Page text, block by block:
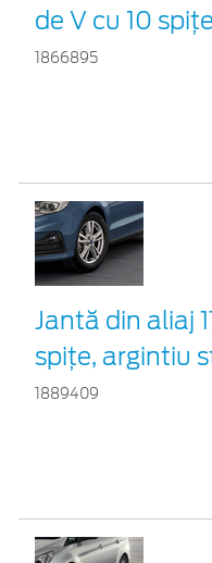
de V cu 10
1866895
Jantă din aliaj
spiţe, argintiu
1889409